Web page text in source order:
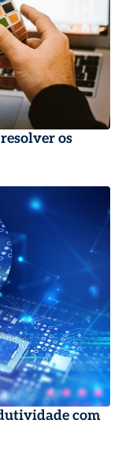
os
com